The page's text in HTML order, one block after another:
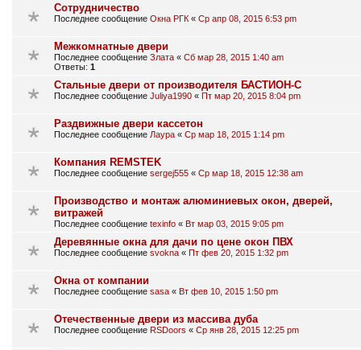
Сотрудничество
Последнее сообщение Окна РГК « Ср апр 08, 2015 6:53 pm
Межкомнатные двери
Последнее сообщение Злата « Сб мар 28, 2015 1:40 am
Ответы: 1
Стальные двери от производителя БАСТИОН-С
Последнее сообщение Juliya1990 « Пт мар 20, 2015 8:04 pm
Раздвижные двери кассетон
Последнее сообщение Лаура « Ср мар 18, 2015 1:14 pm
Компания REMSTEK
Последнее сообщение sergej555 « Ср мар 18, 2015 12:38 am
Производство и монтаж алюминиевых окон, дверей,
витражей
Последнее сообщение texinfo « Вт мар 03, 2015 9:05 pm
Деревянные окна для дачи по цене окон ПВХ
Последнее сообщение svokna « Пт фев 20, 2015 1:32 pm
Окна от компании
Последнее сообщение sasa « Вт фев 10, 2015 1:50 pm
Отечественные двери из массива дуба
Последнее сообщение RSDoors « Ср янв 28, 2015 12:25 pm